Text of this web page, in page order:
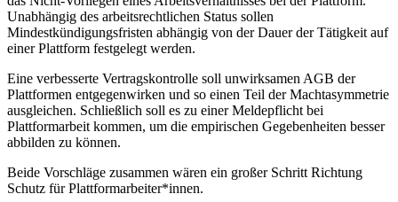
Unabhängig des arbeitsrechtlichen Status sollen
Mindestkündigungsfristen abhängig von der Dauer der Tätigkeit auf
einer Plattform festgelegt werden.
Eine verbesserte Vertragskontrolle soll unwirksamen AGB der
Plattformen entgegenwirken und so einen Teil der Machtasymmetrie
ausgleichen. Schließlich soll es zu einer Meldepflicht bei
Plattformarbeit kommen, um die empirischen Gegebenheiten besser
abbilden zu können.
Beide Vorschläge zusammen wären ein großer Schritt Richtung
Schutz für Plattformarbeiter*innen.